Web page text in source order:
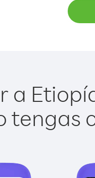
a
tengas